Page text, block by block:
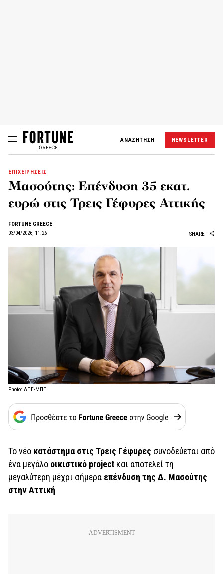
ΑΝΑΖΗΤΗΣΗ NEWSLETTER
ΕΠΙΧΕΙΡΗΣΕΙΣ
Μασούτης: Επένδυση 35 εκατ.
ευρώ στις Τρεις Γέφυρες Αττικής
FORTUNE GREECE
03/04/2026, 11:26
SHARE
Photo: ΑΠΕ-ΜΠΕ
Το νέο κατάστημα στις Τρεις Γέφυρες συνοδεύεται από
ένα μεγάλο οικιστικό project και αποτελεί τη
μεγαλύτερη μέχρι σήμερα επένδυση της Δ. Μασούτης
στην Αττική